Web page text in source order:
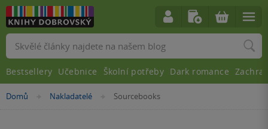
Nacházíte
Domů »
Nakladatelé »
Sourcebooks
Vyhledávání
Bestsellery Učebnice Školní potřeby Dark romance